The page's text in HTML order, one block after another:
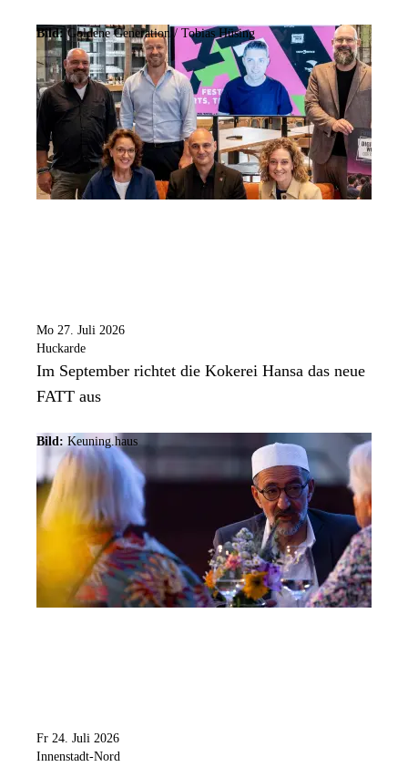
Bild: Goldene Generation / Tobias Hüsing
Mo 27. Juli 2026
Huckarde
Im September richtet die Kokerei Hansa das neue
FATT aus
Bild: Keuning.haus
Fr 24. Juli 2026
Innenstadt-Nord